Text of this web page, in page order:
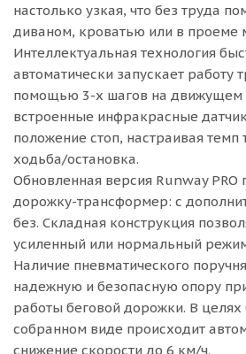
настолько узкая, что без труда
диваном, кроватью или в проеме
Интеллектуальная технология
автоматически запускает работу
помощью 3-х шагов на движущем
встроенные инфракрасные
положение стоп, настраивая темп
ходьба/остановка.
Обновленная версия Runway PRO
дорожку-трансформер: с
без. Складная конструкция
усиленный или нормальный
Наличие пневматического
надежную и безопасную опору
работы беговой дорожки. В целях
собранном виде происходит
снижение скорости до 6 км/ч.